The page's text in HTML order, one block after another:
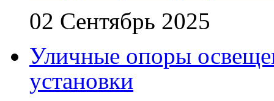
02 Сентябрь 2025
Уличные опоры
установки